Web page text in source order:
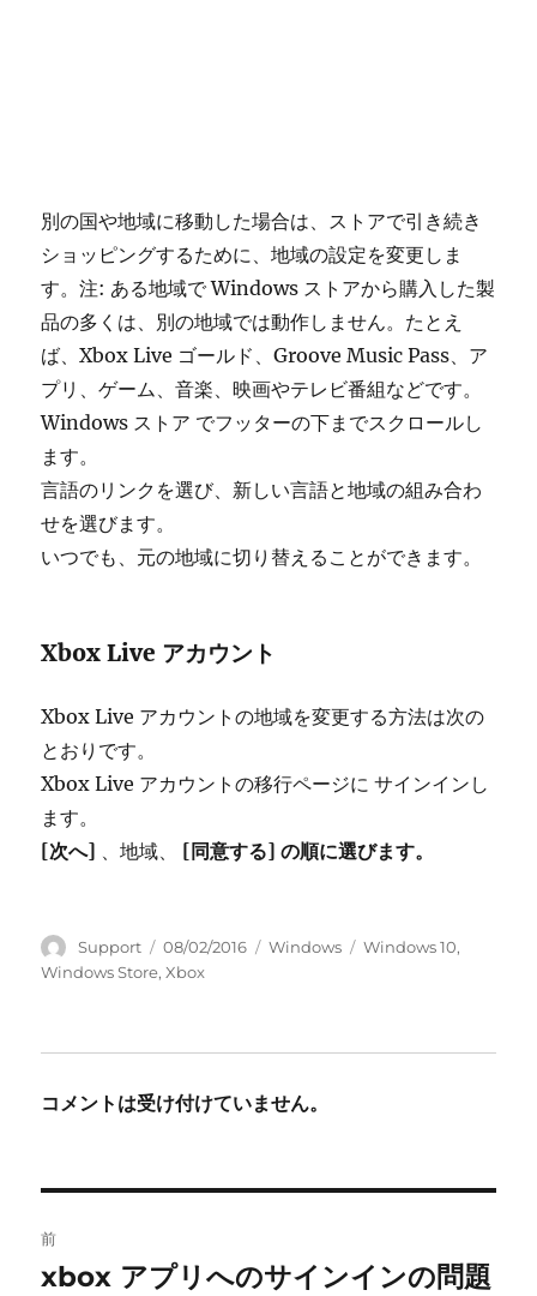
別の国や地域に移動した場合は、ストアで引き続き
ショッピングするために、地域の設定を変更しま
す。注: ある地域で Windows ストアから購入した製
品の多くは、別の地域では動作しません。たとえ
ば、Xbox Live ゴールド、Groove Music Pass、ア
プリ、ゲーム、音楽、映画やテレビ番組などです。
Windows ストア でフッターの下までスクロールし
ます。
言語のリンクを選び、新しい言語と地域の組み合わ
せを選びます。
いつでも、元の地域に切り替えることができます。
Xbox Live アカウント
Xbox Live アカウントの地域を変更する方法は次の
とおりです。
Xbox Live アカウントの移行ページに サインインし
ます。
[次へ] 、地域、 [同意する] の順に選びます。
投
稿
Support
投
稿
08/02/2016
カ
Windows
タ
Windows 10,
Windows Store,Xbox
コメントは受け付けていません。
稿
前
前
xbox アプリへのサインインの問題